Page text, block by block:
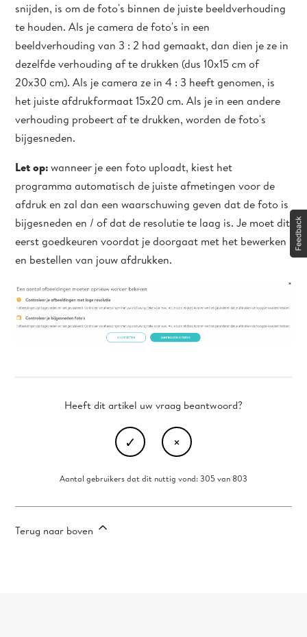
snijden, is om de foto's binnen de juiste beeldverhouding
te houden. Als je camera de foto's in een
beeldverhouding van 3 : 2 had gemaakt, dan dien je ze in
dezelfde verhouding af te drukken (dus 10x15 cm of
20x30 cm). Als je camera ze in 4 : 3 heeft genomen, is
het juiste afdrukformaat 15x20 cm. Als je in een andere
verhouding probeert af te drukken, worden de foto's
bijgesneden.
Let op:wanneer je een foto uploadt, kiest het
programma automatisch de juiste afmetingen voor de
afdruk en zal dan een waarschuwing geven dat de foto is
bijgesneden en / of dat de resolutie te laag is. Je moet dit
eerst goedkeuren voordat je doorgaat met het bewerken
en bestellen van jouw afdrukken.
Heeft dit artikel uw vraag beantwoord?
Aantal gebruikers dat dit nuttig vond: 305 van 803
Terug naar boven